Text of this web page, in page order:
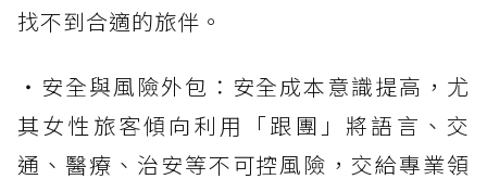
找不到合適的旅伴。
・安全與風險外包：安全成本意識提高，尤
其女性旅客傾向利用「跟團」將語言、交
通、醫療、治安等不可控風險，交給專業領